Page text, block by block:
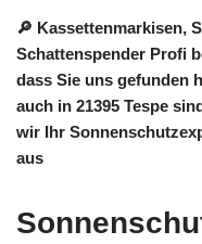
🔎 Kassettenmarkisen,
Schattenspender Profi
dass Sie uns
auch in 21395 Tespe
wir Ihr
aus